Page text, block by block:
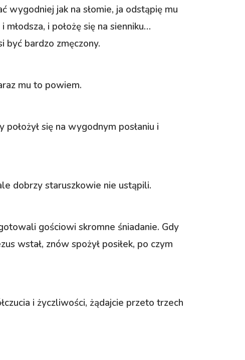
wygodniej jak na słomie, ja odstąpię mu
i położę się na sienniku…
być bardzo zmęczony.
mu to powiem.
położył się na wygodnym posłaniu i
dobrzy staruszkowie nie ustąpili.
gościowi skromne śniadanie. Gdy
wstał, znów spożył posiłek, po czym
i życzliwości, żądajcie przeto trzech